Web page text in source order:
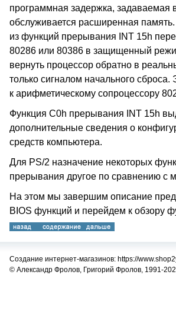
программная задержка, задаваемая
обслуживается расширенная
из функций прерывания INT 15h
80286 или 80386 в защищенный
вернуть процессор обратно в
только сигналом начального сброса.
к арифметическому сопроцессору
Функция C0h прерывания INT 15h
дополнительные сведения о
средств компьютера.
Для PS/2 назначение некоторых
прерывания другое по сравнению с
На этом мы завершим описание
BIOS функций и перейдем к обзору
Создание интернет-магазинов: https://
© Александр Фролов, Григорий Фролов, 1991-